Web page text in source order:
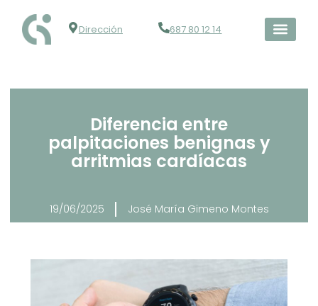
Dirección 687 80 12 14
Diferencia entre
palpitaciones benignas y
arritmias cardíacas
19/06/2025 José María Gimeno Montes